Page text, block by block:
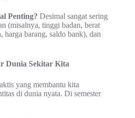
Penting? Desimal sangat sering
(misalnya, tinggi badan, berat
harga barang, saldo bank), dan
Dunia Sekitar Kita
yang membantu kita
di dunia nyata. Di semester